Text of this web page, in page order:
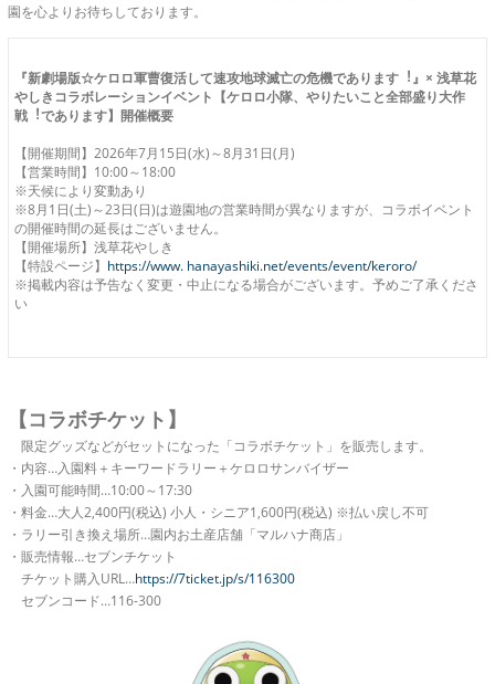
園を心よりお待ちしております。
『新劇場版☆ケロロ軍曹復活して速攻地球滅亡の危機であります︕』× 浅草花
やしきコラボレーションイベント【ケロロ小隊、やりたいこと全部盛り大作
戦︕であります】開催概要
【開催期間】2026年7月15日(水)～8月31日(月)
【営業時間】10:00～18:00
※天候により変動あり
※8月1日(土)～23日(日)は遊園地の営業時間が異なりますが、コラボイベント
の開催時間の延長はございません。
【開催場所】浅草花やしき
【特設ページ】 https://www. hanayashiki.net/events/event/keroro/
※掲載内容は予告なく変更・中止になる場合がございます。予めご了承くださ
い
【コラボチケット】
限定グッズなどがセットになった「コラボチケット」を販売します。
・内容…入園料＋キーワードラリー＋ケロロサンバイザー
・入園可能時間…10:00～17:30
・料金…大人2,400円(税込) 小人・シニア1,600円(税込) ※払い戻し不可
・ラリー引き換え場所…園内お土産店舗「マルハナ商店」
・販売情報…セブンチケット
チケット購入URL…https://7ticket.jp/s/116300
セブンコード…116-300